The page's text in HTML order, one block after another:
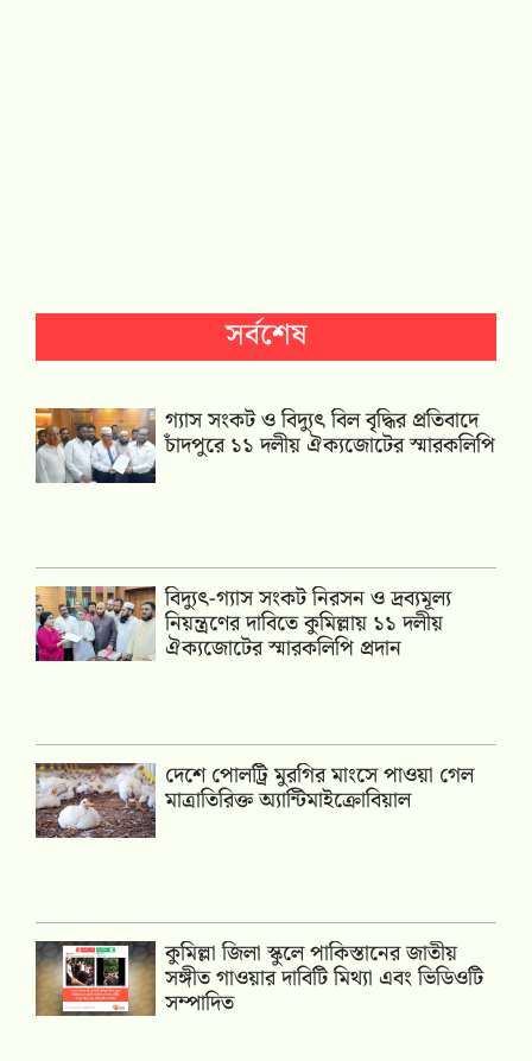
সর্বশেষ
গ্যাস সংকট ও বিদ্যুৎ বিল বৃদ্ধির প্রতিবাদে
চাঁদপুরে ১১ দলীয় ঐক্যজোটের স্মারকলিপি
‎বিদ্যুৎ-গ্যাস সংকট নিরসন ও দ্রব্যমূল্য
নিয়ন্ত্রণের দাবিতে কুমিল্লায় ১১ দলীয়
ঐক‍্যজোটের স্মারকলিপি প্রদান
দেশে পোলট্রি মুরগির মাংসে পাওয়া গেল
মাত্রাতিরিক্ত অ্যান্টিমাইক্রোবিয়াল
কুমিল্লা জিলা স্কুলে পাকিস্তানের জাতীয়
সঙ্গীত গাওয়ার দাবিটি মিথ্যা এবং ভিডিওটি
সম্পাদিত